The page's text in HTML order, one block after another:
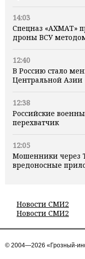
14:03
Спецназ «АХМАТ»
дроны ВСУ
12:40
В Россию стало
Центральной Азии
12:38
Российские
перехватчик
12:05
Мошенники через
вредоносные
Новости СМИ2
Новости СМИ2
© 2004—2026 «Грозный-